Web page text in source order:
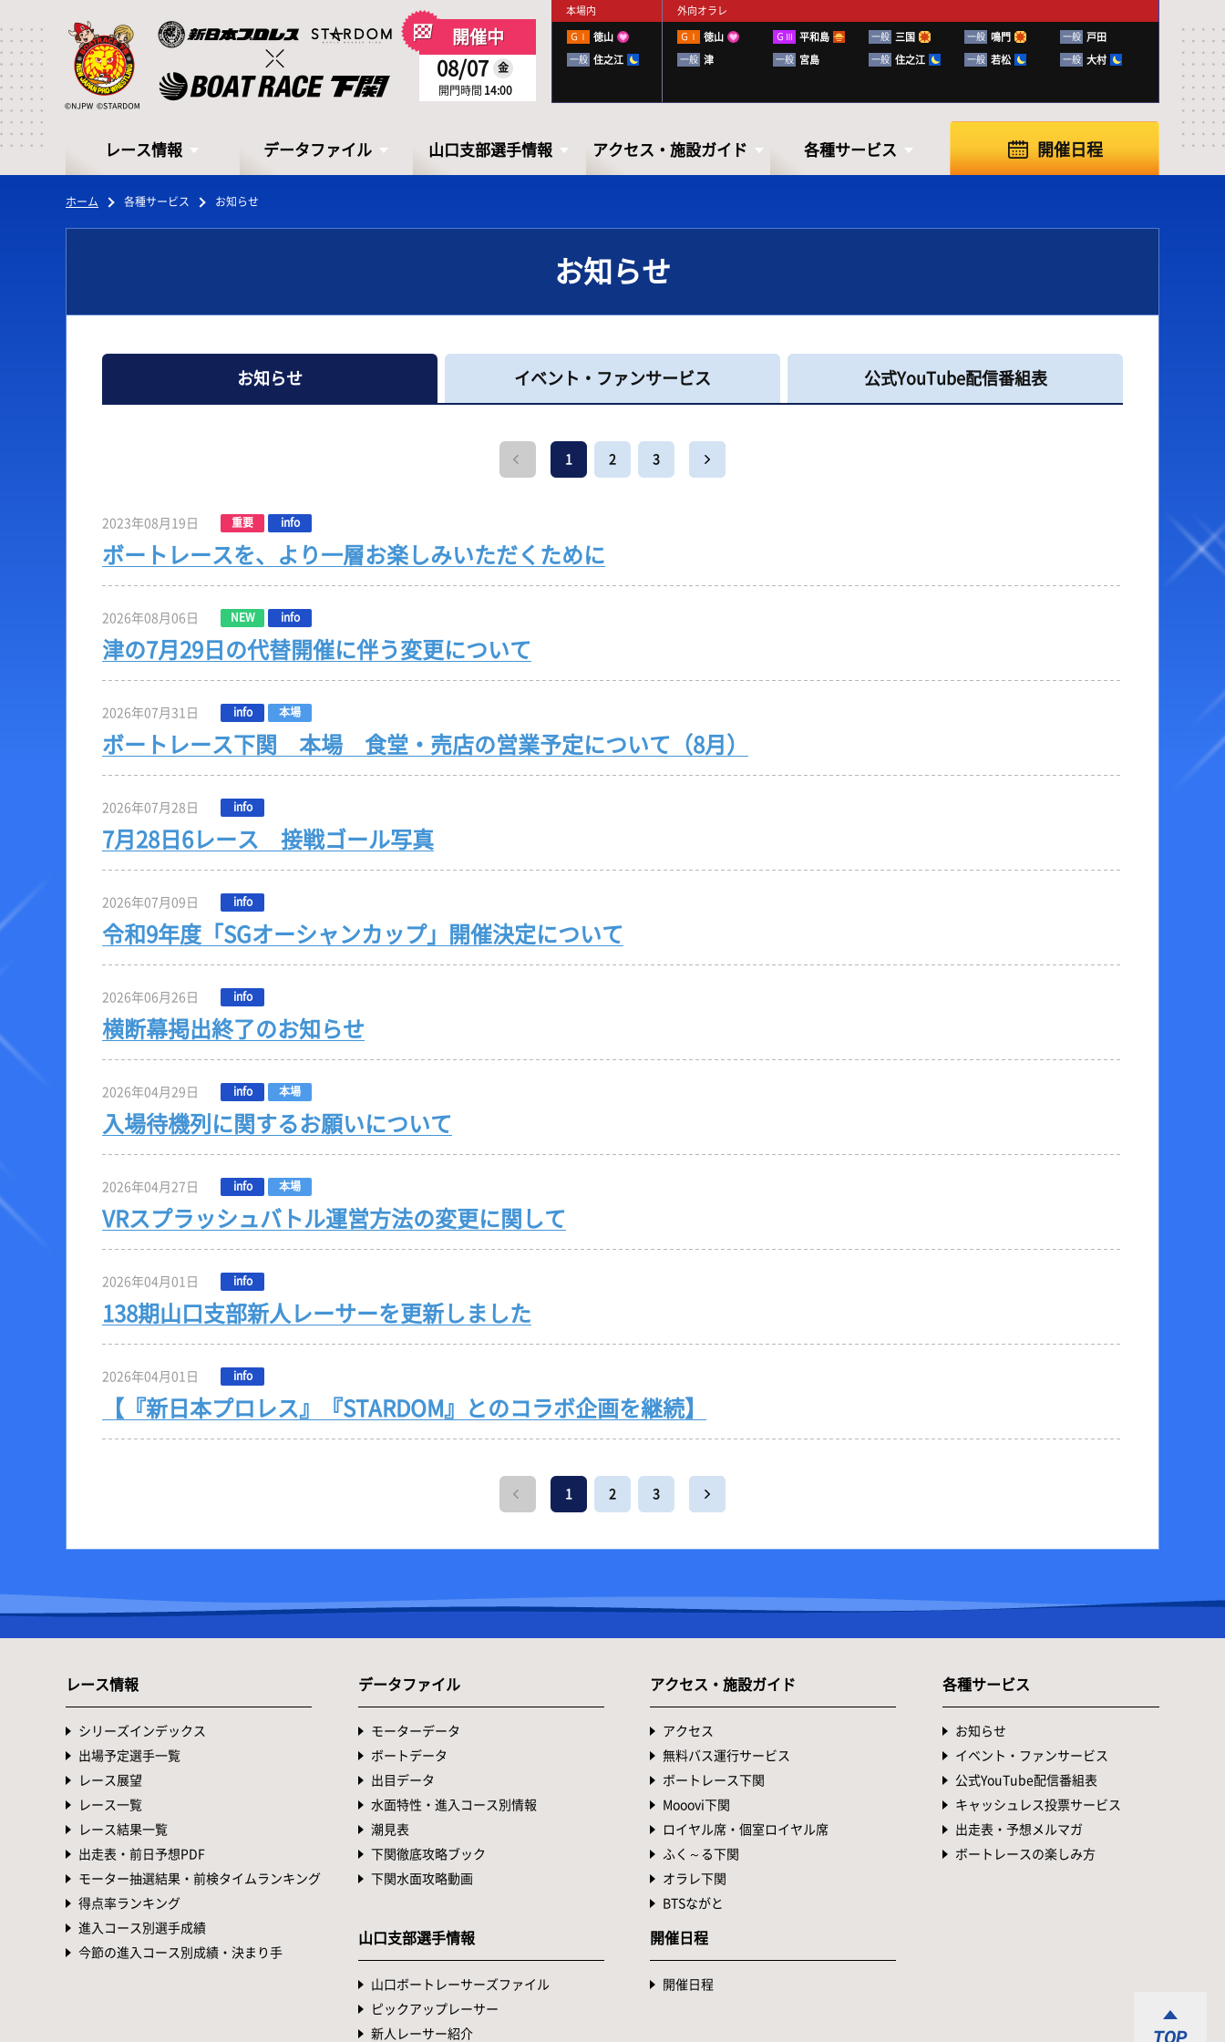
開催中
08/07 金
開門時間 14:00
本場内 外向オラレ
ＧⅠ 徳山
一般 住之江
ＧⅠ 徳山 ＧⅢ 平和島 一般 三国 一般 鳴門 一般 戸田
一般 津 一般 宮島 一般 住之江 一般 若松 一般 大村
レース情報
レース情報
シリーズインデックス
レース結果一覧
出走表・前日予想PDF
モーター抽選結果・前検タイムランキング
得点率ランキング
今節の進入コース別成績・決まり手
データファイル
データファイル
モーターデータ
潮見表
下関徹底攻略ブック
下関水面攻略動画
山口支部選手情報
山口ボートレーサーズファイル
ピックアップレーサー
新人レーサー紹介
山口支部選手一覧(オフィシャル)
アクセス・施設ガイド
アクセス・
アクセス
無料バス運行サービス
ボートレース下関
ふく～る下関
各種サービス
各種サービス
お知らせ ボートレースの楽
開催日程
ホーム 各種サービス お知らせ
お知らせ
お知らせ イベント・ファンサービス 公式YouTube配信番組表
1 2 3
2023年08月19日 重要 info
ボートレースを、より一層お楽しみいただくために
2026年08月06日 NEW info
津の7月29日の代替開催に伴う変更について
2026年07月31日 info 本場
ボートレース下関 本場 食堂・売店の営業予定について（8月）
2026年07月28日 info
7月28日6レース 接戦ゴール写真
2026年07月09日 info
令和9年度「SGオーシャンカップ」開催決定について
2026年06月26日 info
横断幕掲出終了のお知らせ
2026年04月29日 info 本場
入場待機列に関するお願いについて
2026年04月27日 info 本場
VRスプラッシュバトル運営方法の変更に関して
2026年04月01日 info
138期山口支部新人レーサーを更新しました
2026年04月01日 info
【『新日本プロレス』『STARDOM』とのコラボ企画を継続】
1 2 3
レース情報
シリーズインデックス
出場予定選手一覧
レース展望
レース一覧
レース結果一覧
出走表・前日予想PDF
モーター抽選結果・前検タイムランキング
得点率ランキング
進入コース別選手成績
今節の進入コース別成績・決まり手
データファイル
モーターデータ
ボートデータ
出目データ
水面特性・進入コース別情報
潮見表
下関徹底攻略ブック
下関水面攻略動画
山口支部選手情報
山口ボートレーサーズファイル
ピックアップレーサー
新人レーサー紹介
アクセス・施設ガイド
アクセス
無料バス運行サービス
ボートレース下関
Mooovi下関
ロイヤル席・個室ロイヤル席
ふく～る下関
オラレ下関
BTSながと
開催日程
開催日程
各種サービス
お知らせ
イベント・ファンサービス
公式YouTube配信番組表
キャッシュレス投票サービス
出走表・予想メルマガ
ボートレースの楽しみ方
TOP